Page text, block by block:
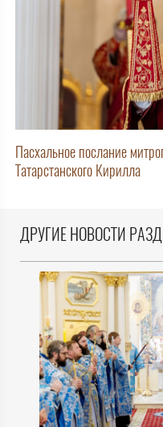
Пасхальное послание
Татарстанского Кирилла
ДРУГИЕ НОВОСТИ